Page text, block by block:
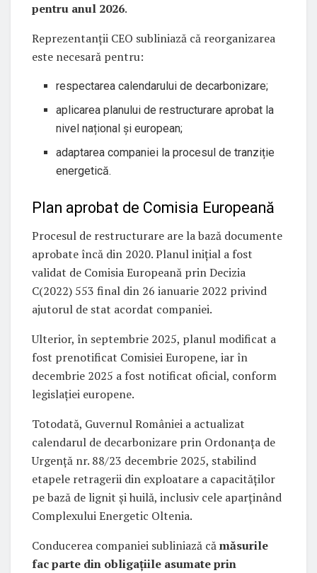
pentru anul 2026.
Reprezentanții CEO subliniază că reorganizarea
este necesară pentru:
respectarea calendarului de decarbonizare;
aplicarea planului de restructurare aprobat la
nivel național și european;
adaptarea companiei la procesul de tranziție
energetică.
Plan aprobat de Comisia Europeană
Procesul de restructurare are la bază documente
aprobate încă din 2020. Planul inițial a fost
validat de Comisia Europeană prin Decizia
C(2022) 553 final din 26 ianuarie 2022 privind
ajutorul de stat acordat companiei.
Ulterior, în septembrie 2025, planul modificat a
fost prenotificat Comisiei Europene, iar în
decembrie 2025 a fost notificat oficial, conform
legislației europene.
Totodată, Guvernul României a actualizat
calendarul de decarbonizare prin Ordonanța de
Urgență nr. 88/23 decembrie 2025, stabilind
etapele retragerii din exploatare a capacităților
pe bază de lignit și huilă, inclusiv cele aparținând
Complexului Energetic Oltenia.
Conducerea companiei subliniază cămăsurile
fac parte din obligațiile asumate prin